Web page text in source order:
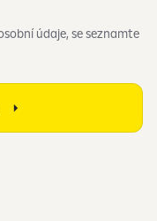
údaje, se seznamte